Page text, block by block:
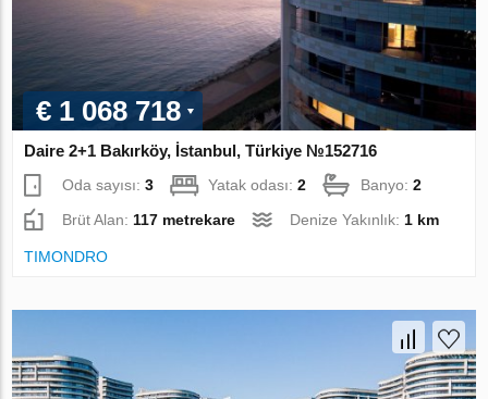
€ 1 068 718
Daire 2+1 Bakırköy, İstanbul, Türkiye №152716
Oda sayısı:3 Yatak odası:2 Banyo:2
Brüt Alan:117 metrekare Denize Yakınlık:1 km
TIMONDRO